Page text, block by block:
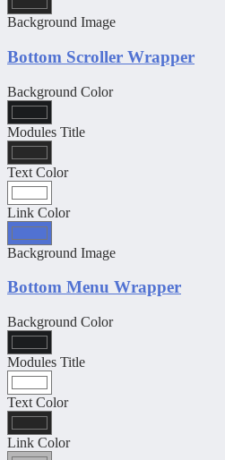
Background Image
Bottom Scroller Wrapper
Background Color
Modules Title
Text Color
Link Color
Background Image
Bottom Menu Wrapper
Background Color
Modules Title
Text Color
Link Color